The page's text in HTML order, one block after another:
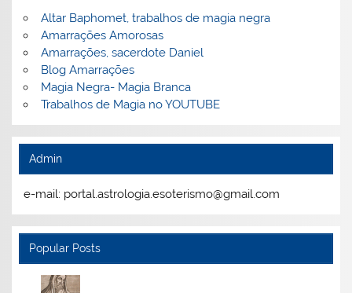
Altar Baphomet, trabalhos de magia negra
Amarrações Amorosas
Amarrações, sacerdote Daniel
Blog Amarrações
Magia Negra- Magia Branca
Trabalhos de Magia no YOUTUBE
Admin
e-mail: portal.astrologia.esoterismo@gmail.com
Popular Posts